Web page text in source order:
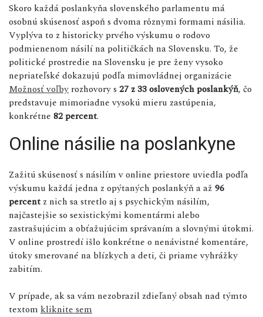
Skoro každá poslankyňa slovenského parlamentu má
osobnú skúsenosť aspoň s dvoma rôznymi formami násilia.
Vyplýva to z historicky prvého výskumu o rodovo
podmienenom násilí na političkách na Slovensku. To, že
politické prostredie na Slovensku je pre ženy vysoko
nepriateľské dokazujú podľa mimovládnej organizácie
Možnosť voľby rozhovory s 27 z 33 oslovených poslankýň, čo
predstavuje mimoriadne vysokú mieru zastúpenia,
konkrétne 82 percent.
Online násilie na poslankyne
Zažitú skúsenosť s násilím v online priestore uviedla podľa
výskumu každá jedna z opýtaných poslankýň a až 96
percent z nich sa stretlo aj s psychickým násilím,
najčastejšie so sexistickými komentármi alebo
zastrašujúcim a obťažujúcim správaním a slovnými útokmi.
V online prostredí išlo konkrétne o nenávistné komentáre,
útoky smerované na blízkych a deti, či priame vyhrážky
zabitím.
V prípade, ak sa vám nezobrazil zdieľaný obsah nad týmto
textom kliknite sem